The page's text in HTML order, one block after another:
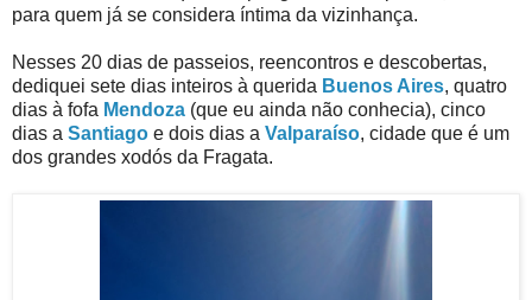
para quem já se considera íntima da vizinhança.
Nesses 20 dias de passeios, reencontros e descobertas,
dediquei sete dias inteiros à querida Buenos Aires, quatro
dias à fofa Mendoza (que eu ainda não conhecia), cinco
dias a Santiago e dois dias a Valparaíso, cidade que é um
dos grandes xodós da Fragata.